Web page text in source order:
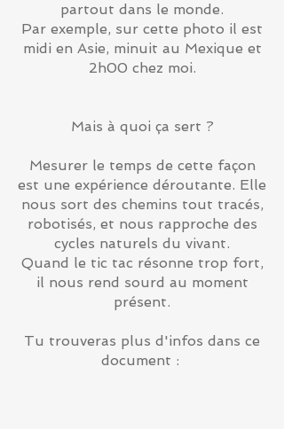
partout dans le monde.
Par exemple, sur cette photo il est
midi en Asie, minuit au Mexique et
2h00 chez moi.
Mais à quoi ça sert ?
Mesurer le temps de cette façon
est une expérience déroutante. Elle
nous sort des chemins tout tracés,
robotisés, et nous rapproche des
cycles naturels du vivant.
Quand le tic tac résonne trop fort,
il nous rend sourd au moment
présent.
Tu trouveras plus d'infos dans ce
document :